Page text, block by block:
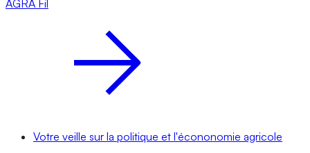
AGRA Fil
Votre veille sur la politique et l'écononomie agricole